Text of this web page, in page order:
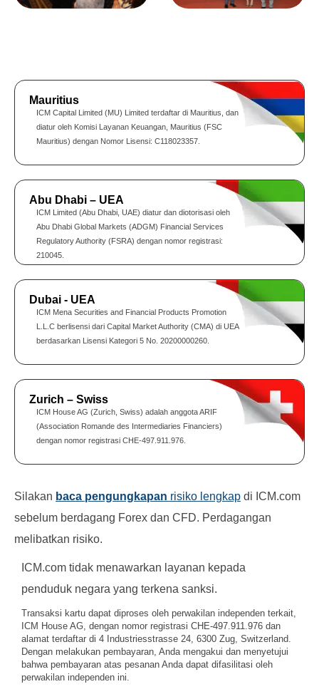
Mauritius
ICM Capital Limited (MU) Limited terdaftar di Mauritius, dan
diatur oleh Komisi Layanan Keuangan, Mauritius (FSC
Mauritius) dengan Nomor Lisensi: C118023357.
Abu Dhabi – UEA
ICM Limited (Abu Dhabi, UAE) diatur dan diotorisasi oleh
Abu Dhabi Global Markets (ADGM) Financial Services
Regulatory Authority (FSRA) dengan nomor registrasi:
210045.
Dubai - UEA
ICM Mena Securities and Financial Products Promotion
L.L.C berlisensi dari Capital Market Authority (CMA) di UEA
berdasarkan Lisensi Kategori 5 No. 20200000260.
Zurich – Swiss
ICM House AG (Zurich, Swiss) adalah anggota ARIF
(Association Romande des Intermediaries Financiers)
dengan nomor registrasi CHE-497.911.976.
Silakan baca pengungkapan risiko lengkap di ICM.com
sebelum berdagang Forex dan CFD. Perdagangan
melibatkan risiko.
ICM.com tidak menawarkan layanan kepada
penduduk negara yang terkena sanksi.
Transaksi kartu dapat diproses oleh perwakilan independen terkait,
ICM House AG, dengan nomor registrasi CHE-497.911.976 dan
alamat terdaftar di 4 Industriesstrasse 24, 6300 Zug, Switzerland.
Dengan melakukan pembayaran, Anda mengakui dan menyetujui
bahwa pembayaran atas pesanan Anda dapat difasilitasi oleh
perwakilan independen ini.